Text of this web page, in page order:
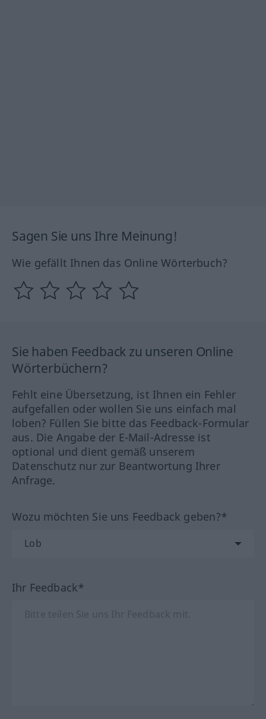
Sagen Sie uns Ihre Meinung!
Wie gefällt Ihnen das Online Wörterbuch?
Sie haben Feedback zu unseren Online
Wörterbüchern?
Fehlt eine Übersetzung, ist Ihnen ein Fehler
aufgefallen oder wollen Sie uns einfach mal
loben? Füllen Sie bitte das Feedback-Formular
aus. Die Angabe der E-Mail-Adresse ist
optional und dient gemäß unserem
Datenschutz nur zur Beantwortung Ihrer
Anfrage.
Wozu möchten Sie uns Feedback geben?*
Ihr Feedback*